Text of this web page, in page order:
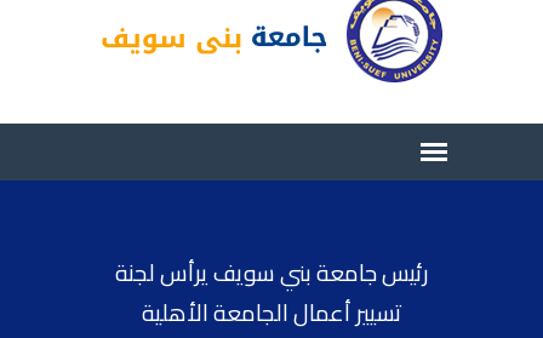
رئيس جامعة بني سويف يرأس لجنة
تسيير أعمال الجامعة الأهلية